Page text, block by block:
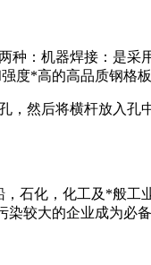
种：机器焊接：是
度*高的高品质钢格板
，然后将横杆放入
石化，化工及*般
较大的企业成为必